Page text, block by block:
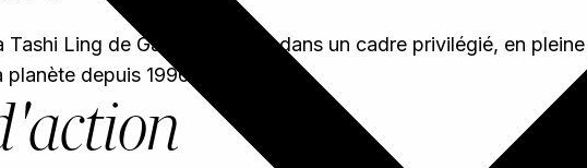
Ling de Garraf est situé dans un cadre privilégié, en
depuis 1996.